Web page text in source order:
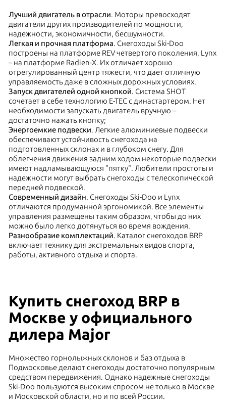
Лучший двигатель в отрасли. Моторы превосходят
двигатели других производителей по мощности,
надежности, экономичности, бесшумности.
Легкая и прочная платформа. Снегоходы Ski-Doo
построены на платформе REV четвертого поколения, Lynx
– на платформе Radien-X. Их отличает хорошо
отрегулированный центр тяжести, что дает отличную
управляемость даже в сложных дорожных условиях.
Запуск двигателей одной кнопкой. Система SHOT
сочетает в себе технологию E-TEC с династартером. Нет
необходимости запускать двигатель вручную –
достаточно нажать кнопку;
Энергоемкие подвески. Легкие алюминиевые подвески
обеспечивают устойчивость снегохода на
подготовленных склонах и в глубоком снегу. Для
облегчения движения задним ходом некоторые подвески
имеют надламывающуюся "пятку". Любители простоты и
надежности могут выбрать снегоходы с телескопической
передней подвеской.
Современный дизайн. Снегоходы Ski-Doo и Lynx
отличаются продуманной эргономикой. Все элементы
управления размещены таким образом, чтобы до них
можно было легко дотянуться во время вождения.
Разнообразие комплектаций. Каталог снегоходов BRP
включает технику для экстремальных видов спорта,
работы, активного отдыха и спорта.
Купить снегоход BRP в
Москве у официального
дилера Major
Множество горнолыжных склонов и баз отдыха в
Подмосковье делают снегоходы достаточно популярным
средством передвижения. Однако надежные снегоходы
Ski-Doo пользуются высоким спросом не только в Москве
и Московской области, но и по всей России.